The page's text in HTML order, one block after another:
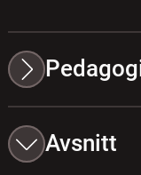
Avsnitt